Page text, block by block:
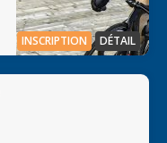
INSCRIPTION DÉTAIL